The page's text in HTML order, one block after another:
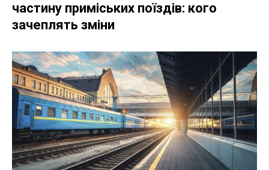
частину приміських поїздів: кого
зачеплять зміни